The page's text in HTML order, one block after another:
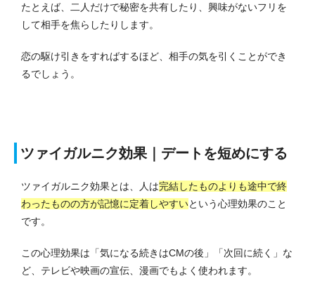
たとえば、二人だけで秘密を共有したり、興味がないフリを
して相手を焦らしたりします。
恋の駆け引きをすればするほど、相手の気を引くことができ
るでしょう。
ツァイガルニク効果｜デートを短めにする
ツァイガルニク効果とは、人は完結したものよりも途中で終
わったものの方が記憶に定着しやすいという心理効果のこと
です。
この心理効果は「気になる続きはCMの後」「次回に続く」な
ど、テレビや映画の宣伝、漫画でもよく使われます。